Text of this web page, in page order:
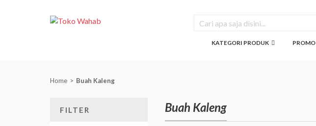
KATEGORI PRODUK PROMO
Home Buah Kaleng
FILTER Buah Kaleng